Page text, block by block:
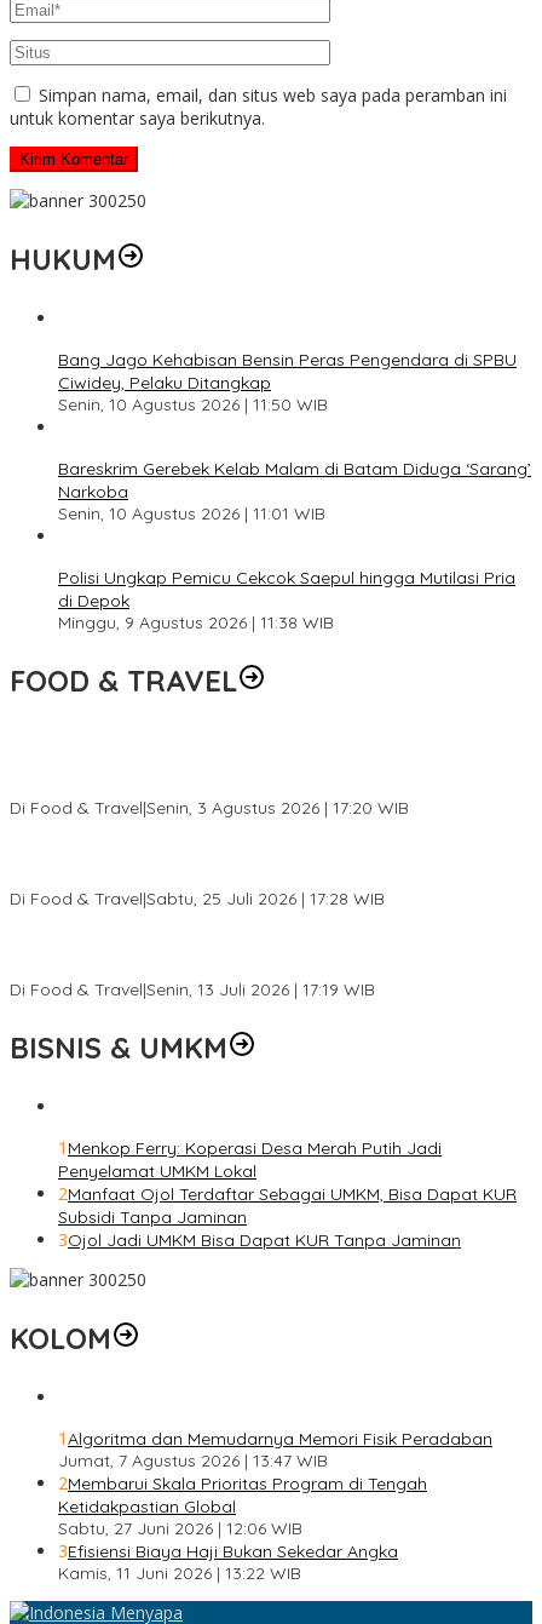
Simpan nama, email, dan situs web saya pada peramban ini
untuk komentar saya berikutnya.
HUKUM
Bang Jago Kehabisan Bensin Peras Pengendara di SPBU
Ciwidey, Pelaku Ditangkap
Senin, 10 Agustus 2026 | 11:50 WIB
Bareskrim Gerebek Kelab Malam di Batam Diduga ‘Sarang’
Narkoba
Senin, 10 Agustus 2026 | 11:01 WIB
Polisi Ungkap Pemicu Cekcok Saepul hingga Mutilasi Pria
di Depok
Minggu, 9 Agustus 2026 | 11:38 WIB
FOOD & TRAVEL
Di Food & Travel|Senin, 3 Agustus 2026 | 17:20 WIB
Di Food & Travel|Sabtu, 25 Juli 2026 | 17:28 WIB
Di Food & Travel|Senin, 13 Juli 2026 | 17:19 WIB
BISNIS & UMKM
1 Menkop Ferry: Koperasi Desa Merah Putih Jadi
Penyelamat UMKM Lokal
2Manfaat Ojol Terdaftar Sebagai UMKM, Bisa Dapat KUR
Subsidi Tanpa Jaminan
3Ojol Jadi UMKM Bisa Dapat KUR Tanpa Jaminan
KOLOM
1Algoritma dan Memudarnya Memori Fisik Peradaban
Jumat, 7 Agustus 2026 | 13:47 WIB
2Membarui Skala Prioritas Program di Tengah
Ketidakpastian Global
Sabtu, 27 Juni 2026 | 12:06 WIB
3Efisiensi Biaya Haji Bukan Sekedar Angka
Kamis, 11 Juni 2026 | 13:22 WIB